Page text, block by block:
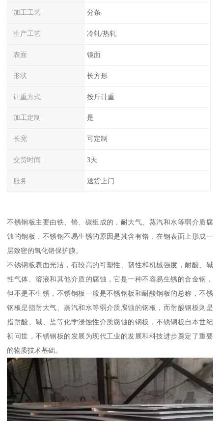
加工工艺 分条
生产工艺 冷轧/热轧
表面 镜面
形状 长方形
计重方式 按斤计重
加工定制 是
长宽 可定制
交货时间 3天
服务 送货上门
不锈钢板主要由铁、铬、碳组成的，耐大气、蒸汽和水等弱介质腐
蚀的钢板，不锈钢不易生锈的原因是其含有铬，在钢表面上形成一
层致密的氧化铬保护膜。
不锈钢板表面光洁，有较高的可塑性、韧性和机械强度，耐酸、碱
性气体、溶液和其他介质的腐蚀，它是一种不容易生锈的合金钢，
但不是不生锈，不锈钢板一般是不锈钢板和耐酸钢板的总称，不锈
钢板是指耐大气、蒸汽和水等弱介质腐蚀的钢板，而耐酸钢板则是
指耐酸、碱、盐等化学浸蚀性介质腐蚀的钢板，不锈钢板自本世纪
初问世，不锈钢板的发展为现代工业的发展和科技进步奠定了重要
的物质技术基础。